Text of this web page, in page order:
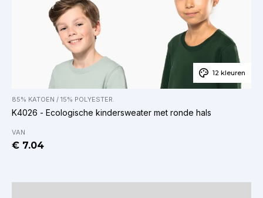
12 kleuren
85% KATOEN / 15% POLYESTER.
K4026 - Ecologische kindersweater met ronde hals
VAN
€ 7.04